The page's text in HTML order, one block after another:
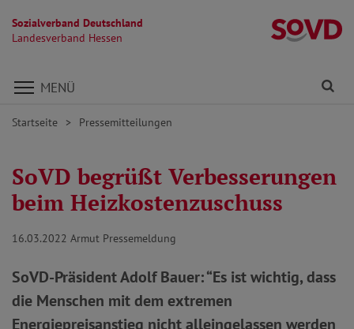
Sozialverband Deutschland
Landesverband Hessen
Direkt zu den Inhalten springen
MENÜ
Startseite Pressemitteilungen
SoVD begrüßt Verbesserungen
beim Heizkostenzuschuss
16.03.2022 Armut Pressemeldung
SoVD-Präsident Adolf Bauer: “Es ist wichtig, dass
die Menschen mit dem extremen
Energiepreisanstieg nicht alleingelassen werden